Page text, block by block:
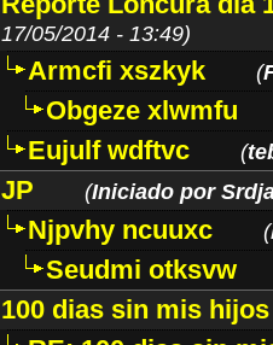
17/05/2014 - 13:49)
Armcfi xszkyk (
Obgeze xlwmfu
Eujulf wdftvc
(
JP (Iniciado por
Njpvhy ncuuxc (
Seudmi otksvw
100 dias sin mis hijos